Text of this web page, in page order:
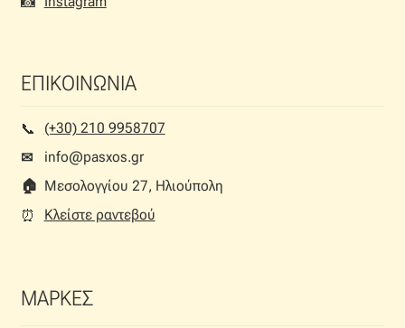
ΕΠΙΚΟΙΝΩΝΙΑ
📞︎
(+30) 210 9958707
✉
info@pasxos.gr
🏠︎ Μεσολογγίου 27, Ηλιούπολη
⏰︎
Κλείστε ραντεβού
ΜΑΡΚΕΣ